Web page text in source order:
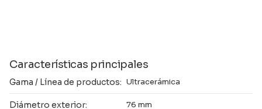
Características principales
Gama / Línea de productos: Ultracerámica
Diámetro exterior: 76 mm